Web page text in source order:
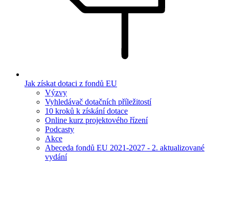
Jak získat dotaci z fondů EU
Výzvy
Vyhledávač dotačních příležitostí
10 kroků k získání dotace
Online kurz projektového řízení
Podcasty
Akce
Abeceda fondů EU 2021-2027 - 2. aktualizované
vydání